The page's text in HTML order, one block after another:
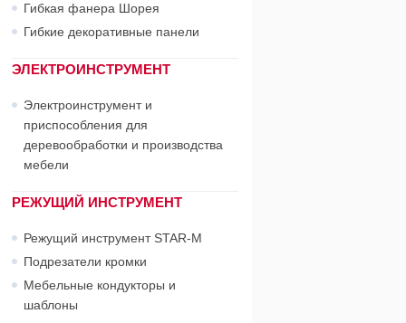
Гибкая фанера Шорея
Гибкие декоративные панели
ЭЛЕКТРОИНСТРУМЕНТ
Электроинструмент и
приспособления для
деревообработки и производства
мебели
РЕЖУЩИЙ ИНСТРУМЕНТ
Режущий инструмент STAR-М
Подрезатели кромки
Мебельные кондукторы и
шаблоны